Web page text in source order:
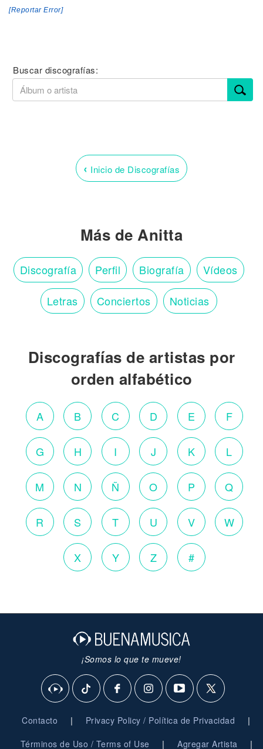
[Reportar Error]
Buscar discografías:
‹ Inicio de Discografías
Más de Anitta
Discografía Perfil Biografía Vídeos
Letras Conciertos Noticias
Discografías de artistas por
orden alfabético
A B C D E F
G H I J K L
M N Ñ O P Q
R S T U V W
X Y Z #
¡Somos lo que te mueve!
Contacto | Privacy Policy / Política de Privacidad |
Términos de Uso / Terms of Use | Agregar Artista |